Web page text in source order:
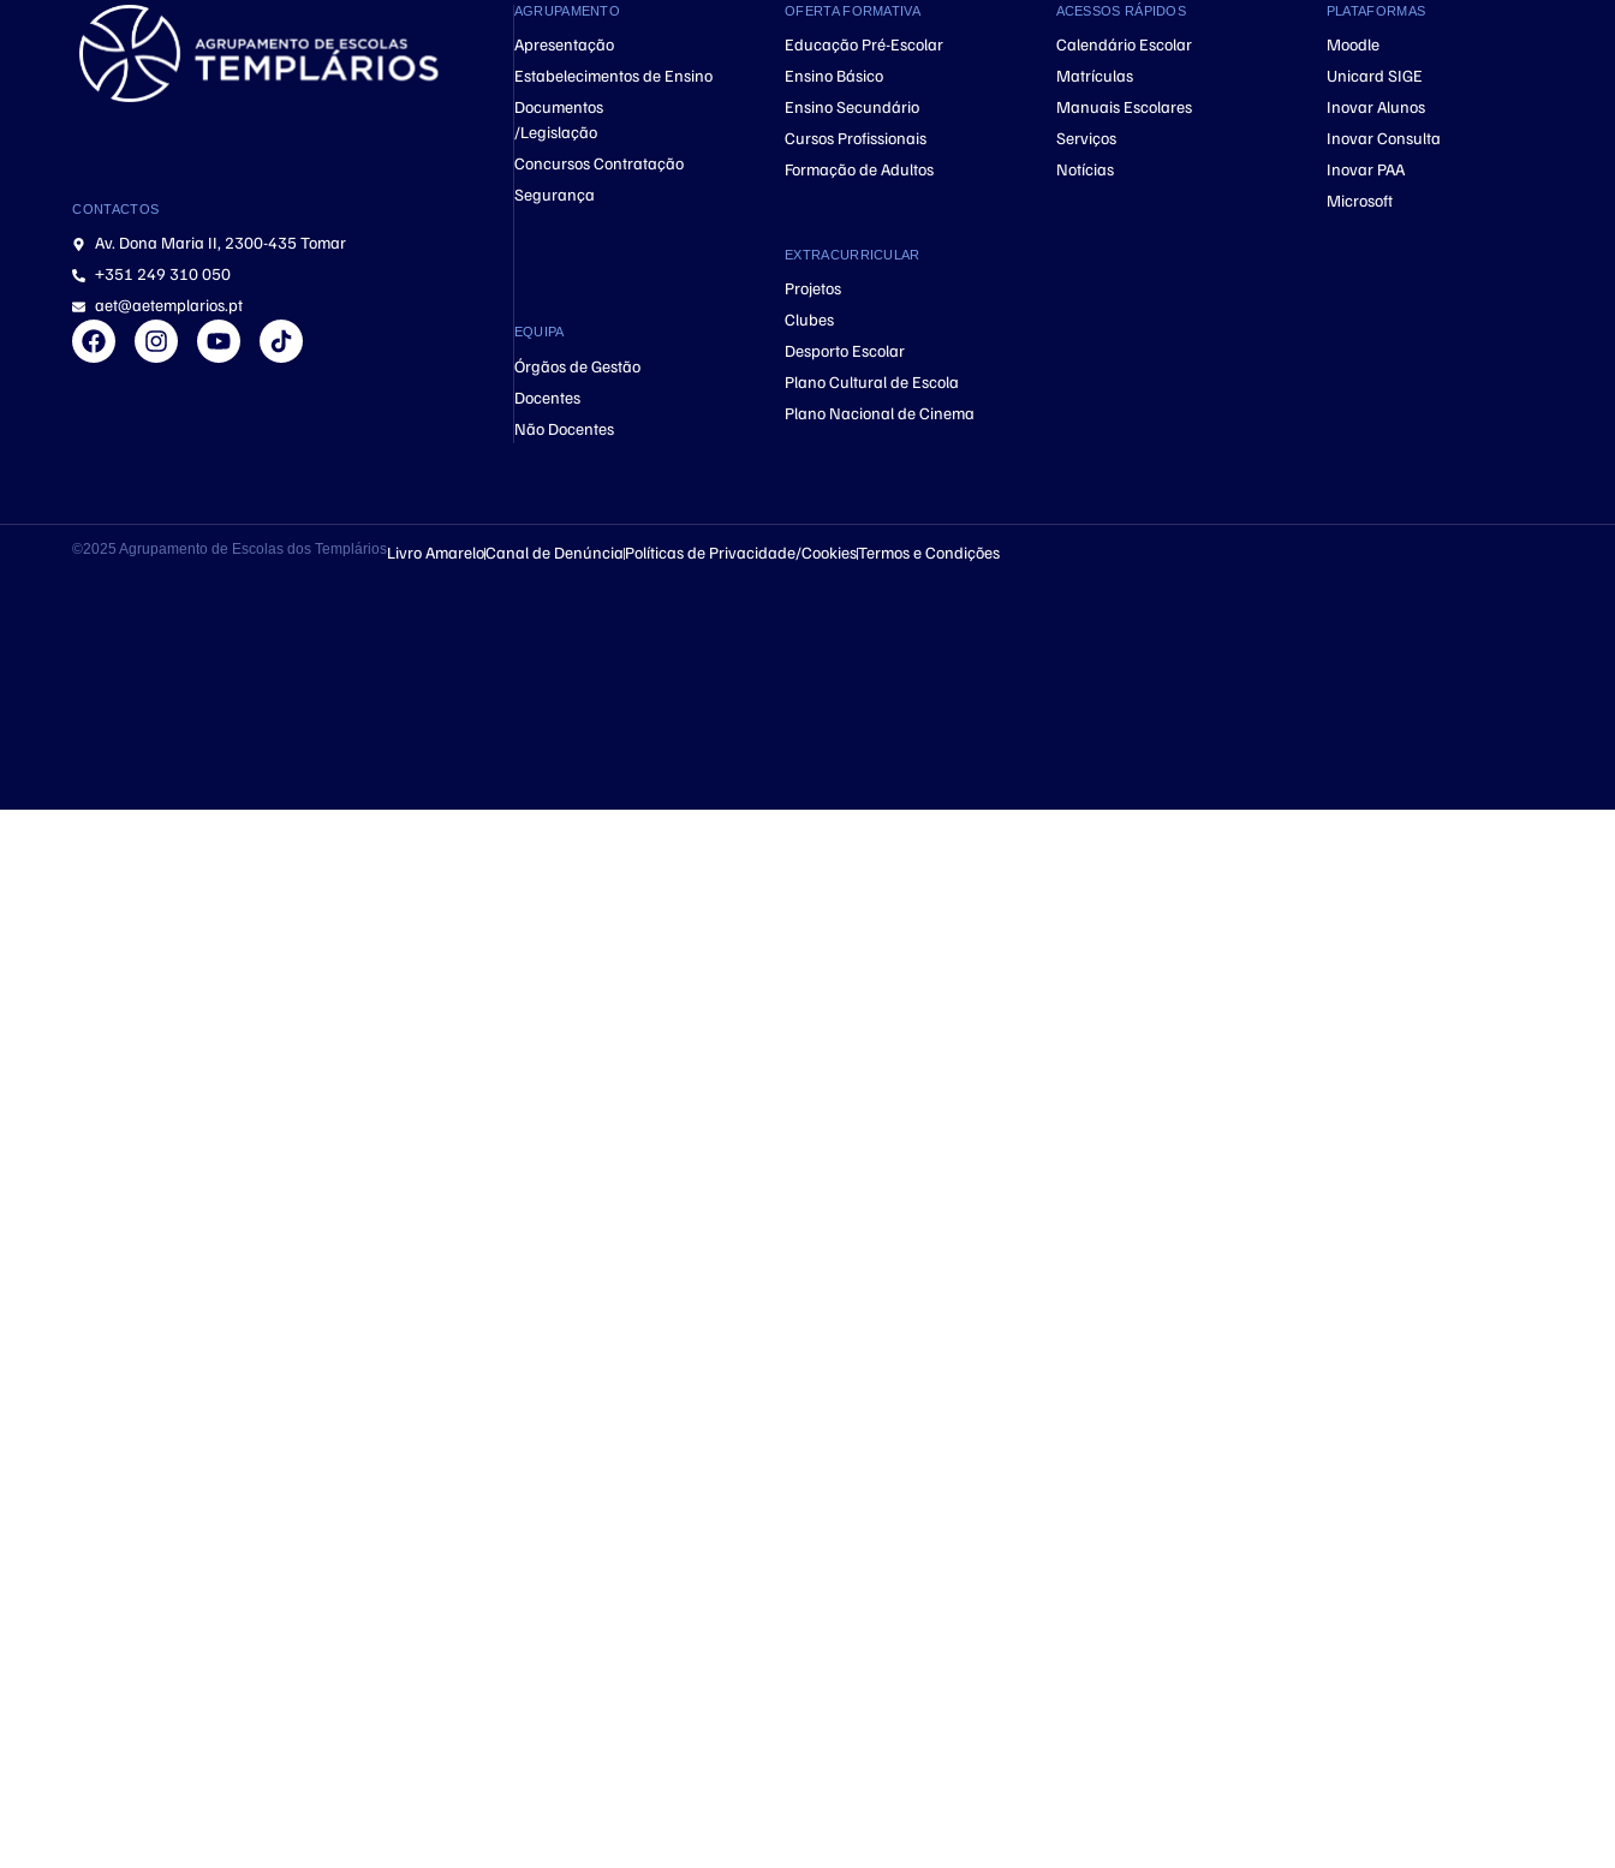
CONTACTOS
Av. Dona Maria II, 2300-435 Tomar
+351 249 310 050
aet@aetemplarios.pt
AGRUPAMENTO
Apresentação
Estabelecimentos de Ensino
Documentos
/Legislação
Concursos Contratação
Segurança
EQUIPA
Órgãos de Gestão
Docentes
Não Docentes
OFERTA FORMATIVA
Educação Pré-Escolar
Ensino Básico
Ensino Secundário
Cursos Profissionais
Formação de Adultos
EXTRACURRICULAR
Projetos
Clubes
Desporto Escolar
Plano Cultural de Escola
Plano Nacional de Cinema
ACESSOS RÁPIDOS
Calendário Escolar
Matrículas
Manuais Escolares
Serviços
Notícias
PLATAFORMAS
Moodle
Unicard SIGE
Inovar Alunos
Inovar Consulta
Inovar PAA
Microsoft
©2025 Agrupamento de Escolas dos TempláriosLivro AmareloCanal de Denúncia Políticas de Privacidade/CookiesTermos e Condições